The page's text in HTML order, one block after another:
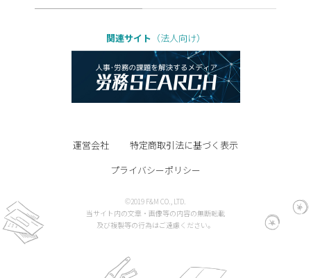
関連サイト （法人向け）
運営会社
特定商取引法に基づく表示
プライバシーポリシー
©2019 F&M CO., LTD.
当サイト内の文章・画像等の内容の無断転載
及び複製等の行為はご遠慮ください。